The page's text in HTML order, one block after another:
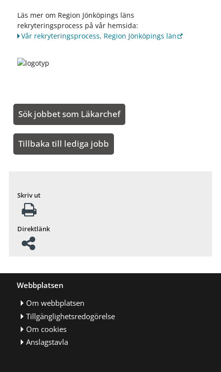
Läs mer om Region Jönköpings läns
rekryteringsprocess på vår hemsida:
Vår rekryteringsprocess, Region Jönköpings län
Sök jobbet som Läkarchef
Tillbaka till lediga jobb
Skriv ut
Direktlänk
Webbplatsen
Om webbplatsen
Tillgänglighetsredogörelse
Om cookies
Anslagstavla